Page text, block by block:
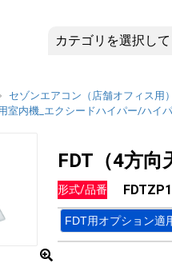
セゾンエアコン（店舗オフィス用
室内機_エクシードハイパー/ハイ
FDT（4方
形式/品番
FDT用オプション適